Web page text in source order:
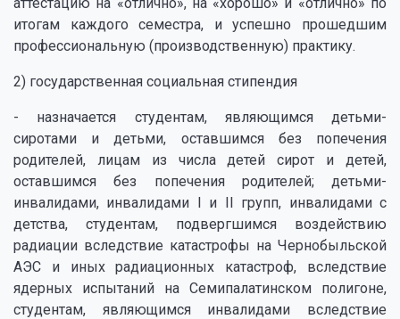
итогам каждого семестра, и успешно прошедшим
профессиональную (производственную) практику.
2) государственная социальная стипендия
- назначается студентам, являющимся детьми-
сиротами и детьми, оставшимся без попечения
родителей, лицам из числа детей сирот и детей,
оставшимся без попечения родителей; детьми-
инвалидами, инвалидами I и II групп, инвалидами с
детства, студентам, подвергшимся воздействию
радиации вследствие катастрофы на Чернобыльской
АЭС и иных радиационных катастроф, вследствие
ядерных испытаний на Семипалатинском полигоне,
студентам, являющимся инвалидами вследствие